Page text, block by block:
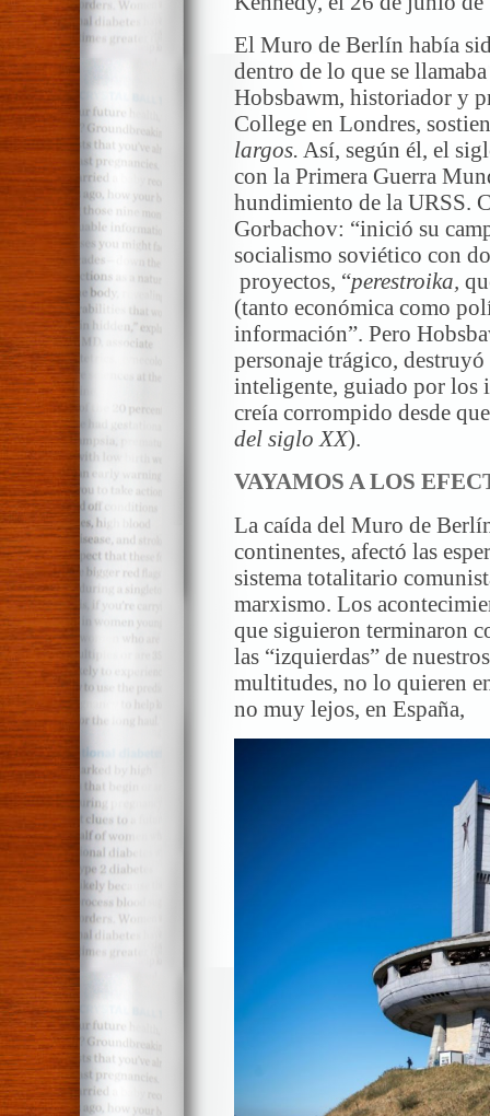
El Muro de Berlín había
dentro de lo que se
Hobsbawm, historiador y
College en Londres,
largos. Así, según él, el
con la Primera Guerra
hundimiento de la URSS.
Gorbachov: “inició su
socialismo soviético con
proyectos, “perestroika,
(tanto económica como
información”. Pero
personaje trágico,
inteligente, guiado por los
creía corrompido desde
del siglo XX).
VAYAMOS A LOS
La caída del Muro de
continentes, afectó las
sistema totalitario
marxismo. Los
que siguieron terminaron
las “izquierdas” de
multitudes, no lo quieren
no muy lejos, en España,